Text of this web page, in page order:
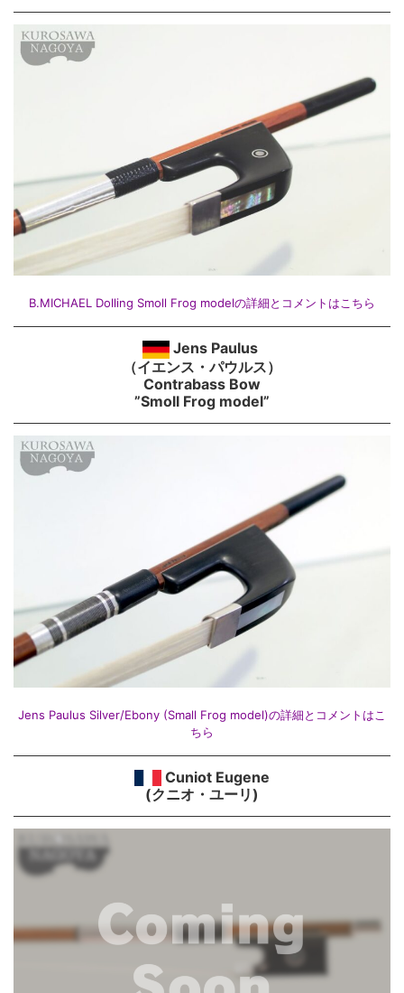
B.MICHAEL Dolling Smoll Frog modelの詳細とコメントはこちら
Jens Paulus
（イエンス・パウルス）
Contrabass Bow
”Smoll Frog model”
Jens Paulus Silver/Ebony (Small Frog model)の詳細とコメントはこ
ちら
Cuniot Eugene
(クニオ・ユーリ)